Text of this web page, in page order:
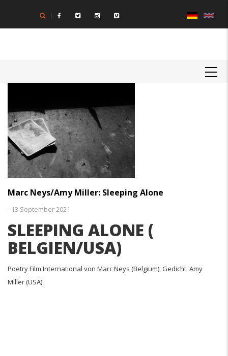
Inhalt
Marc Neys/Amy Miller: Sleeping Alone
- 13 September 2021
SLEEPING ALONE (
BELGIEN/USA)
Poetry Film International von Marc Neys (Belgium), Gedicht Amy
Miller (USA)